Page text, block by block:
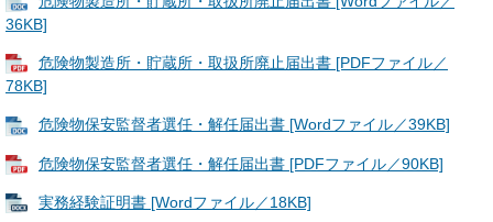
36KB]
危険物製造所・貯蔵所・取扱所廃止届出書 [PDFファイル／
78KB]
危険物保安監督者選任・解任届出書 [Wordファイル／39KB]
危険物保安監督者選任・解任届出書 [PDFファイル／90KB]
実務経験証明書 [Wordファイル／18KB]